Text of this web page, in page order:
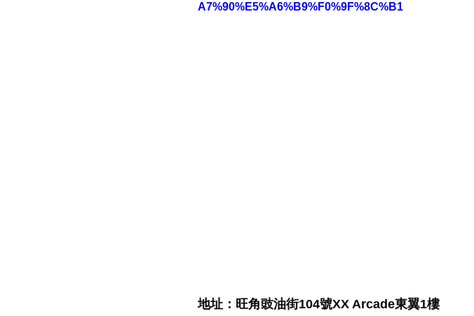
A7%90%E5%A6%B9%F0%9F%8C%B1
地址：旺角豉油街104號XX Arcade東翼1樓